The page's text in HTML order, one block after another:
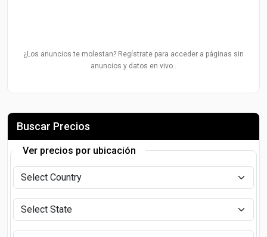
¿Los anuncios te molestan? Regístrate para acceder a páginas sin
anuncios y datos en vivo..
Buscar Precios
Ver precios por ubicación